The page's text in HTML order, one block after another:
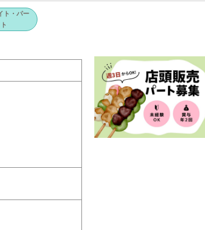
ト・パー
ト